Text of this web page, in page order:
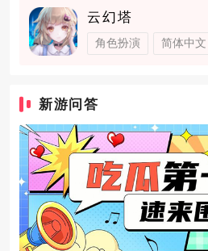
云幻塔
角色扮演 简体中文
新游问答